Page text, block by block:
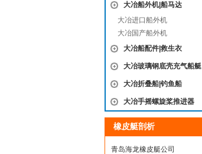
大冶船外机|船马达
大冶进口船外机
大冶国产船外机
大冶船配件|救生衣
大冶玻璃钢底壳充气船艇
大冶折叠船|钓鱼船
大冶手摇螺旋桨推进器
橡皮艇剖析
青岛海龙橡皮艇公司